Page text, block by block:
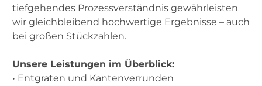
tiefgehendes Prozessverständnis gewährleisten
wir gleichbleibend hochwertige Ergebnisse – auch
bei großen Stückzahlen.
Unsere Leistungen im Überblick:
• Entgraten und Kantenverrunden